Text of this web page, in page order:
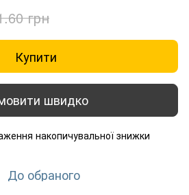
грн
Купити
швидко
накопичувальної знижки
До обраного